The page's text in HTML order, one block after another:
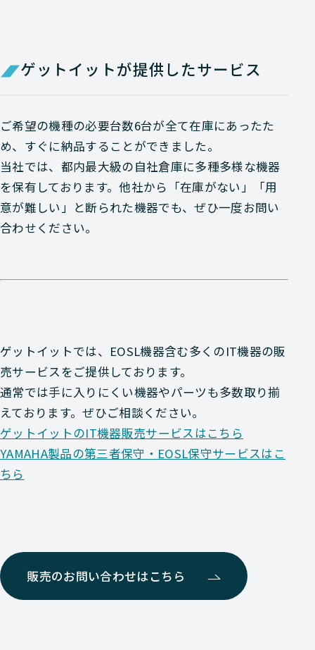
ゲットイットが提供したサービス
ご希望の機種の必要台数6台が全て在庫にあったた
め、すぐに納品することができました。
当社では、都内最大級の自社倉庫に多種多様な機器
を保有しております。他社から「在庫がない」「用
意が難しい」と断られた機器でも、ぜひ一度お問い
合わせください。
ゲットイットでは、EOSL機器含む多くのIT機器の販
売サービスをご提供しております。
通常では手に入りにくい機器やパーツも多数取り揃
えております。ぜひご相談ください。
ゲットイットのIT機器販売サービスはこちら
YAMAHA製品の第三者保守・EOSL保守サービスはこ
ちら
販売のお問い合わせはこちら